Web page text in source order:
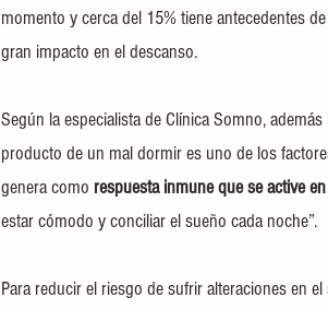
momento y cerca del 15% tiene antecedentes
gran impacto en el descanso.
Según la especialista de Clínica Somno,
producto de un mal dormir es uno de los
genera como respuesta inmune que se active
estar cómodo y conciliar el sueño cada noche”.
Para reducir el riesgo de sufrir alteraciones en